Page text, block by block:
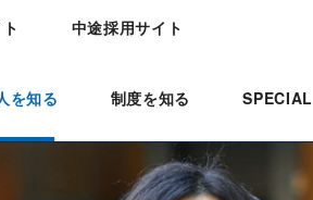
中途採用サイト
を知る 制度を知る SPECIAL